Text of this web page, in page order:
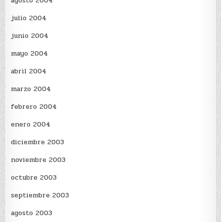
julio 2004
junio 2004
mayo 2004
abril 2004
marzo 2004
febrero 2004
enero 2004
diciembre 2003
noviembre 2003
octubre 2003
septiembre 2003
agosto 2003